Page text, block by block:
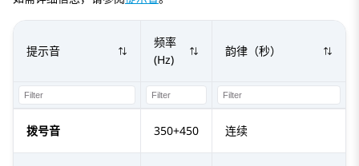
提示音
频率
(Hz)
韵律（秒）
拨号音 350+450 连续